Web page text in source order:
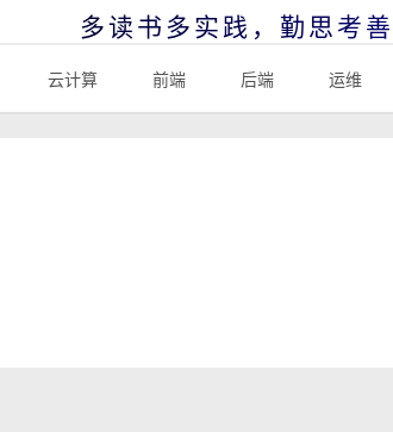
多读书多实践，勤思考
云计算 前端 后端 运维